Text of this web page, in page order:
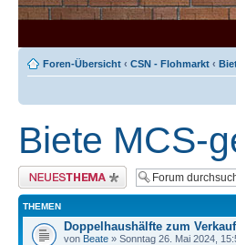
Foren-Übersicht ‹ CSN - Flohmarkt ‹
Biete MCS-
Neues Thema erstellen
THEMEN
Doppelhaushälfte zum
von Beate » Sonntag 26. Mai 2024,